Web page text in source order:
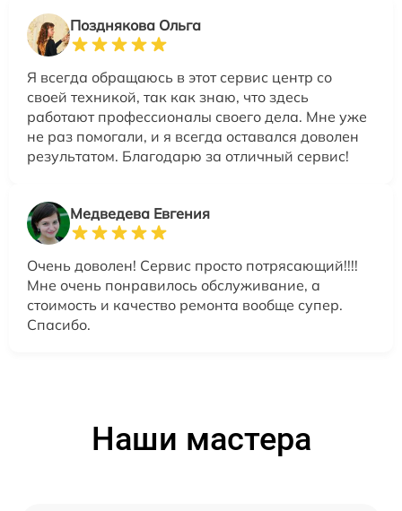
Позднякова Ольга
Я всегда обращаюсь в этот сервис центр со
своей техникой, так как знаю, что здесь
работают профессионалы своего дела. Мне уже
не раз помогали, и я всегда оставался доволен
результатом. Благодарю за отличный сервис!
Медведева Евгения
Очень доволен! Сервис просто потрясающий!!!!
Мне очень понравилось обслуживание, а
стоимость и качество ремонта вообще супер.
Спасибо.
Наши мастера